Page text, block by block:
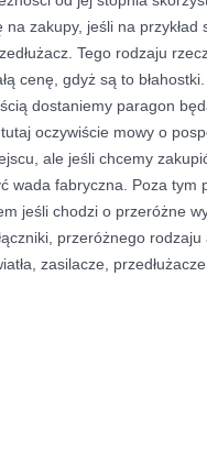
zakupy, jeśli na
Tego rodzaju
cenę, gdyż są to
dostaniemy paragon
oczywiście mowy o
ale jeśli chcemy
wada fabryczna. Poza tym
jeśli chodzi o przeróżne
przeróżnego
zasilacze,